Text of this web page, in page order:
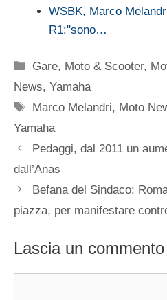
WSBK, Marco
R1:"sono…
Categorie
Gare, Moto & Scooter,
News, Yamaha
Tag
Marco Melandri, Moto
Yamaha
Pedaggi, dal 2011 un
dall’Anas
Befana del Sindaco:
piazza, per manifestare
Lascia un commento